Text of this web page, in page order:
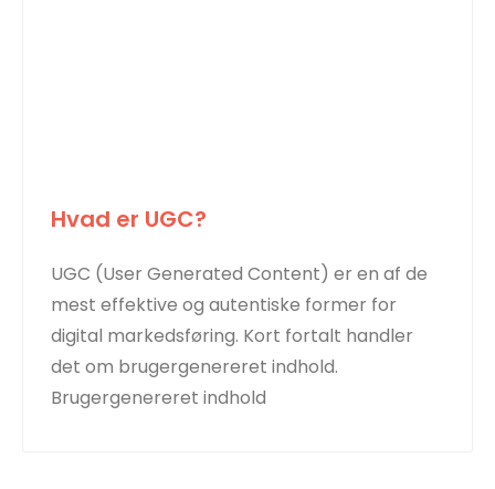
Hvad er UGC?
UGC (User Generated Content) er en af de
mest effektive og autentiske former for
digital markedsføring. Kort fortalt handler
det om brugergenereret indhold.
Brugergenereret indhold